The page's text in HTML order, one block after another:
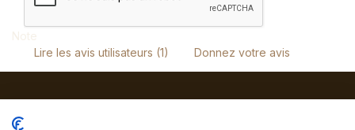
Lire les avis utilisateurs (1)
Donnez votre avis